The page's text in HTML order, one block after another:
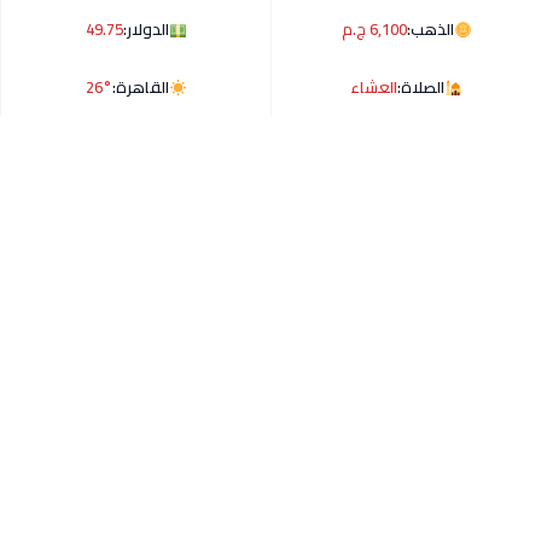
الذهب:6,100 ج.م الدولار:49.75
الصلاة:العشاء القاهرة:26°